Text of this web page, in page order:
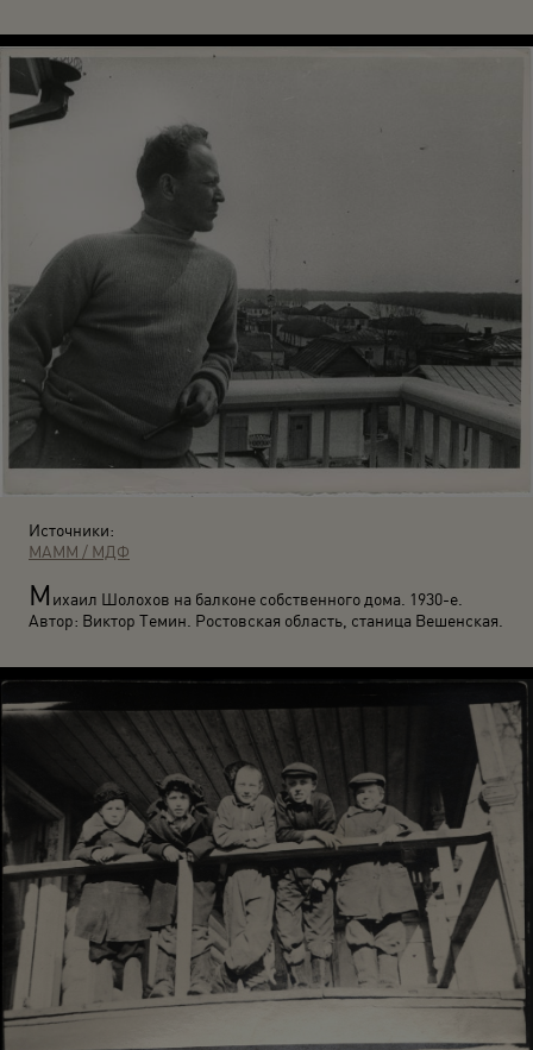
Источники:
МАММ / МДФ
М ихаил Шолохов на балконе собственного дома. 1930-е.
Автор: Виктор Темин. Ростовская область, станица Вешенская.